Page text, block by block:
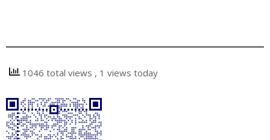
1046 total views , 1 views today